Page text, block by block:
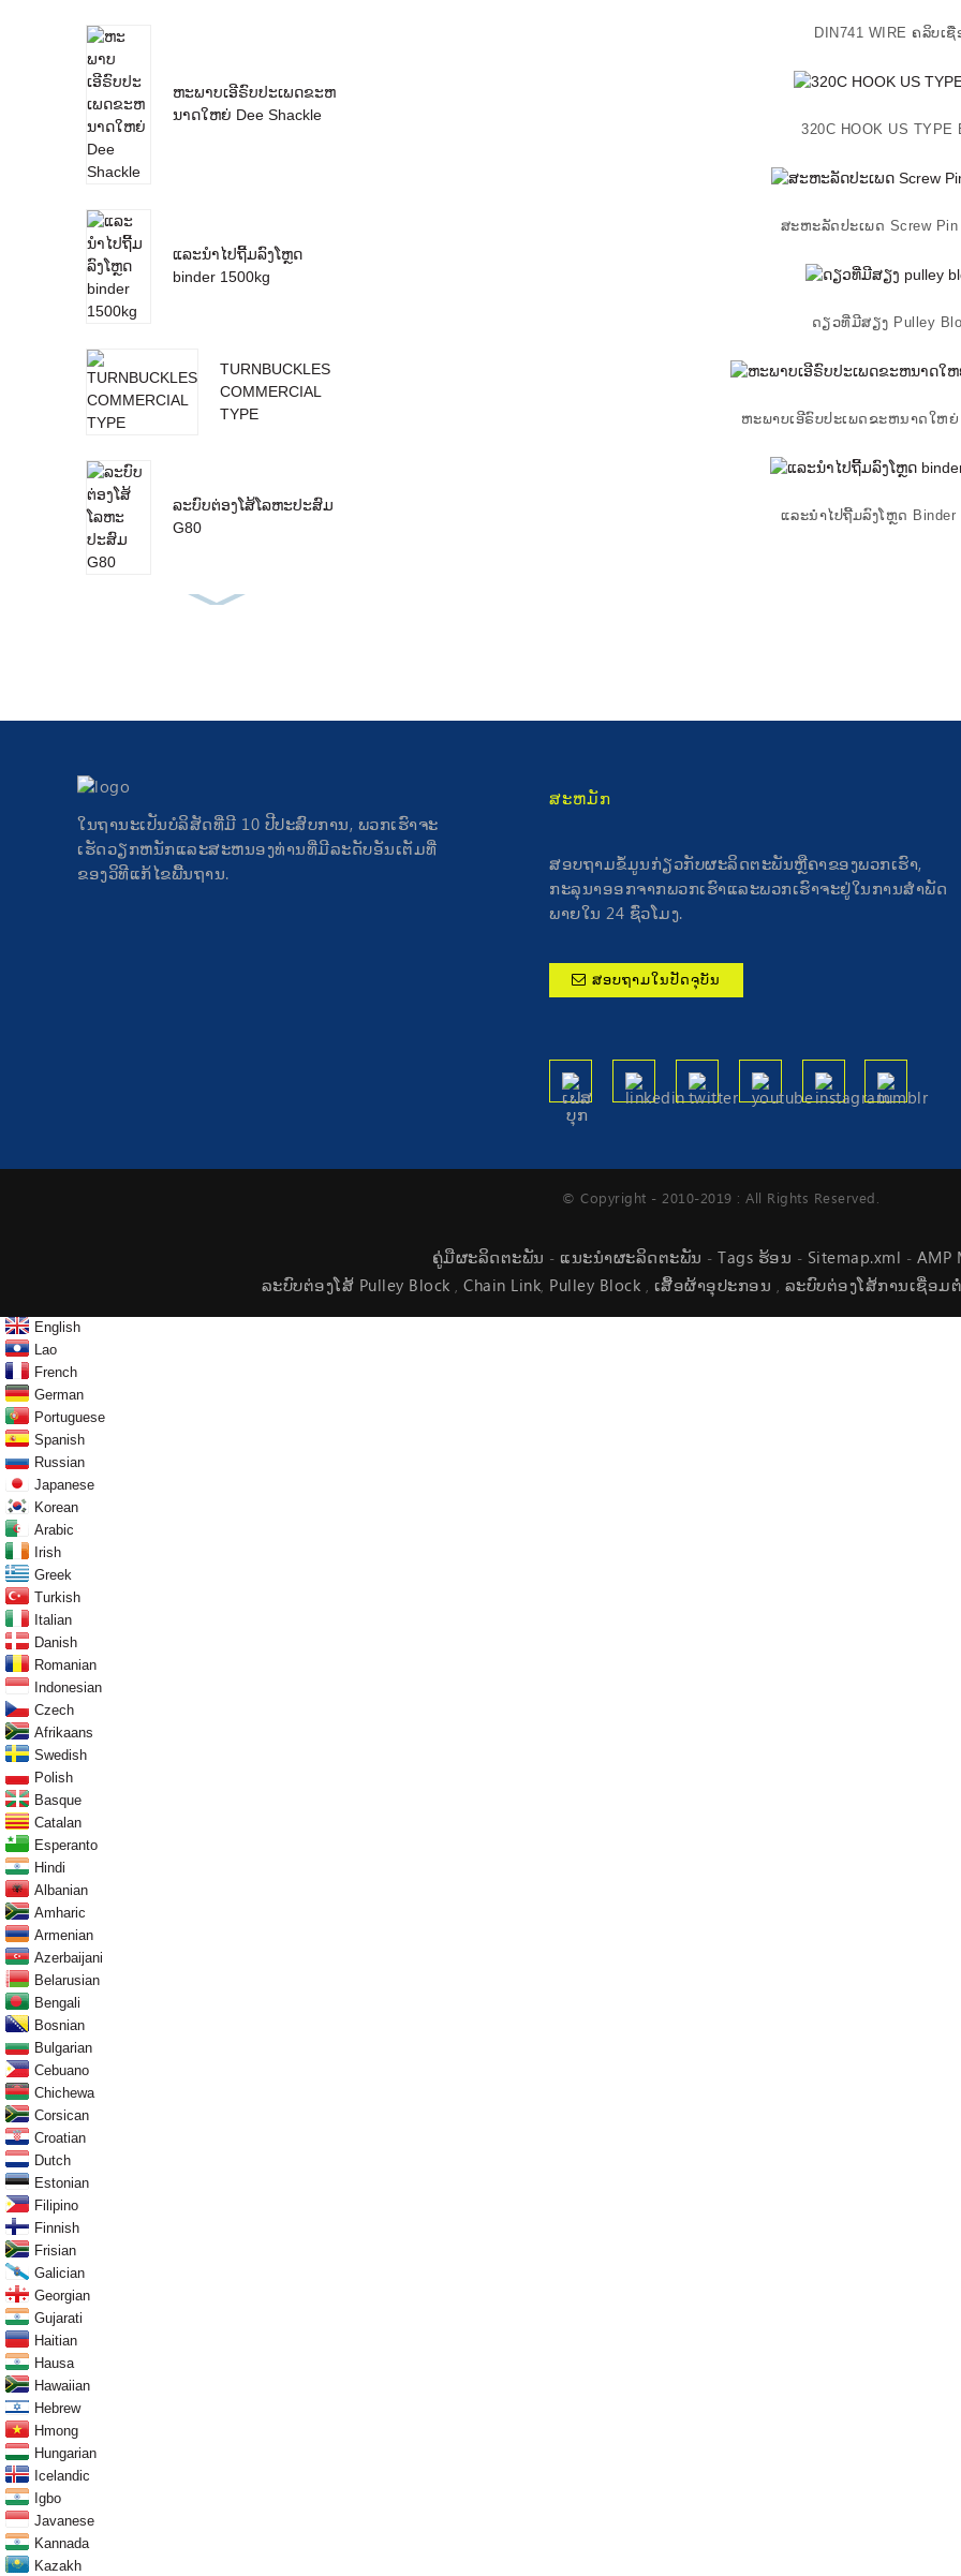
ຫະພາບເອີຣົບປະເພດຂະຫ
ນາດໃຫຍ່ Dee Shackle
ແລະນໍາໄປຖີ້ມລົງໂຫຼດ
binder 1500kg
TURNBUCKLES
COMMERCIAL
TYPE
ລະບົບຕ່ອງໂສ້ໂລຫະປະສົມ
G80
DIN741 WIRE ຄລິບເຊື
320C HOOK US TYPE
ສະຫະລັດປະເພດ Screw Pin
ດຽວທີ່ມີສຽງ Pulley
ຫະພາບເອີຣົບປະເພດຂະຫນາດໃຫຍ່
ແລະນໍາໄປຖີ້ມລົງໂຫຼດ Binder
ໃນຖານະເປັນບໍລິສັດທີ່ມີ 10 ປີປະສົບການ, ພວກເຮົາຈະ
ເຮັດວຽກຫນັກແລະສະຫນອງທ່ານທີ່ມີລະດັບອັນເຕັມທີ່
ຂອງວິທີແກ້ໄຂພື້ນຖານ.
ສະຫມັກ
ສອບຖາມຂໍ້ມູນກ່ຽວກັບຜະລິດຕະພັນຫຼືຄາຂອງພວກເຮົາ,
ກະລຸນາອອກຈາກພວກເຮົາແລະພວກເຮົາຈະຢູ່ໃນການສໍາພັດ
ພາຍໃນ 24 ຊົ່ວໂມງ.
ສອບຖາມໃນປັດຈຸບັນ
© Copyright - 2010-2019 : All Rights Reserved.
ຄູ່ມືຜະລິດຕະພັນ - ແນະນໍາຜະລິດຕະພັນ - Tags ຮ້ອນ - Sitemap.xml - AMP
ລະບົບຕ່ອງໂສ້ Pulley Block , Chain Link, Pulley Block , ເສື້ອຜ້າອຸປະກອນ , ລະບົບຕ່ອງໂສ້ການເຊື່ອມ
English
Lao
French
German
Portuguese
Spanish
Russian
Japanese
Korean
Arabic
Irish
Greek
Turkish
Italian
Danish
Romanian
Indonesian
Czech
Afrikaans
Swedish
Polish
Basque
Catalan
Esperanto
Hindi
Albanian
Amharic
Armenian
Azerbaijani
Belarusian
Bengali
Bosnian
Bulgarian
Cebuano
Chichewa
Corsican
Croatian
Dutch
Estonian
Filipino
Finnish
Frisian
Galician
Georgian
Gujarati
Haitian
Hausa
Hawaiian
Hebrew
Hmong
Hungarian
Icelandic
Igbo
Javanese
Kannada
Kazakh